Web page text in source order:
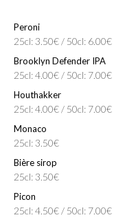
Peroni
25cl: 3.50€ / 50cl: 6.00€
Brooklyn Defender IPA
25cl: 4.00€ / 50cl: 7.00€
Houthakker
25cl: 4.00€ / 50cl: 7.00€
Monaco
25cl: 3.50€
Bière sirop
25cl: 3.50€
Picon
25cl: 4.50€ / 50cl: 7.00€